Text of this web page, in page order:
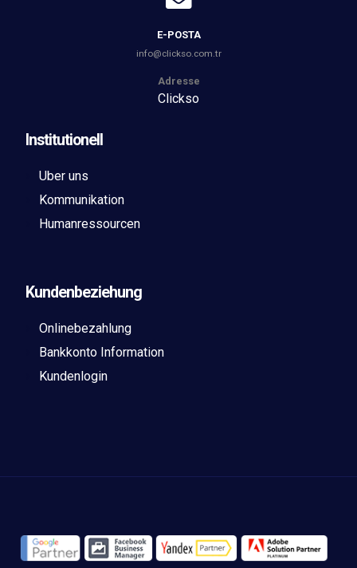
E-POSTA
info@clickso.com.tr
Institutionell
Uber uns
Kommunikation
Humanressourcen
Adresse
Clickso
Kundenbeziehung
Onlinebezahlung
Bankkonto Information
Kundenlogin